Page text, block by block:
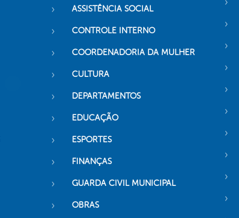
ASSISTÊNCIA SOCIAL
CONTROLE INTERNO
COORDENADORIA DA MULHER
CULTURA
DEPARTAMENTOS
EDUCAÇÃO
ESPORTES
FINANÇAS
GUARDA CIVIL MUNICIPAL
OBRAS